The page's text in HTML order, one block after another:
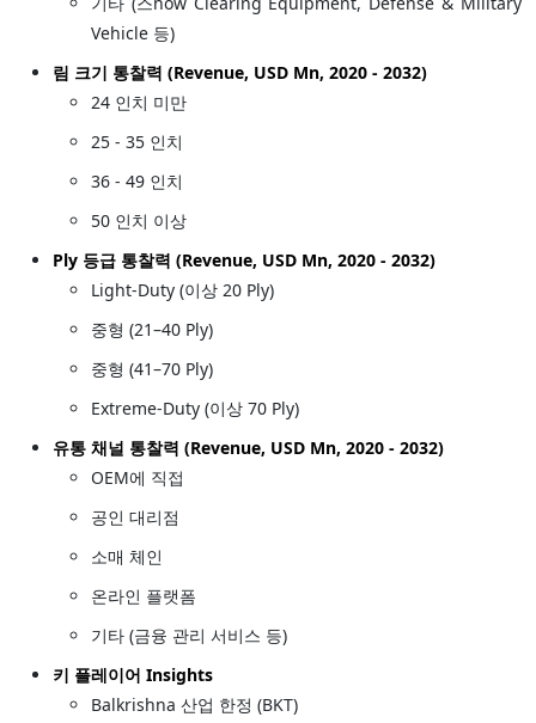
Vehicle 등)
림 크기 통찰력 (Revenue, USD Mn, 2020 - 2032)
24 인치 미만
25 - 35 인치
36 - 49 인치
50 인치 이상
Ply 등급 통찰력 (Revenue, USD Mn, 2020 - 2032)
Light-Duty (이상 20 Ply)
중형 (21–40 Ply)
중형 (41–70 Ply)
Extreme-Duty (이상 70 Ply)
유통 채널 통찰력 (Revenue, USD Mn, 2020 - 2032)
OEM에 직접
공인 대리점
소매 체인
온라인 플랫폼
기타 (금융 관리 서비스 등)
키 플레이어 Insights
Balkrishna 산업 한정 (BKT)